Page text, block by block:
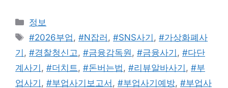
카
테
리
정보
태
그
#2026부업 ,#N잡러 ,#SNS사기 ,#가상화폐사
기 , #경찰청신고 , #금융감독원 , #금융사기 , #다단
계사기 , #더치트 , #돈버는법 , #리뷰알바사기 , #부
업사기 , #부업사기보고서 , #부업사기예방, #부업사